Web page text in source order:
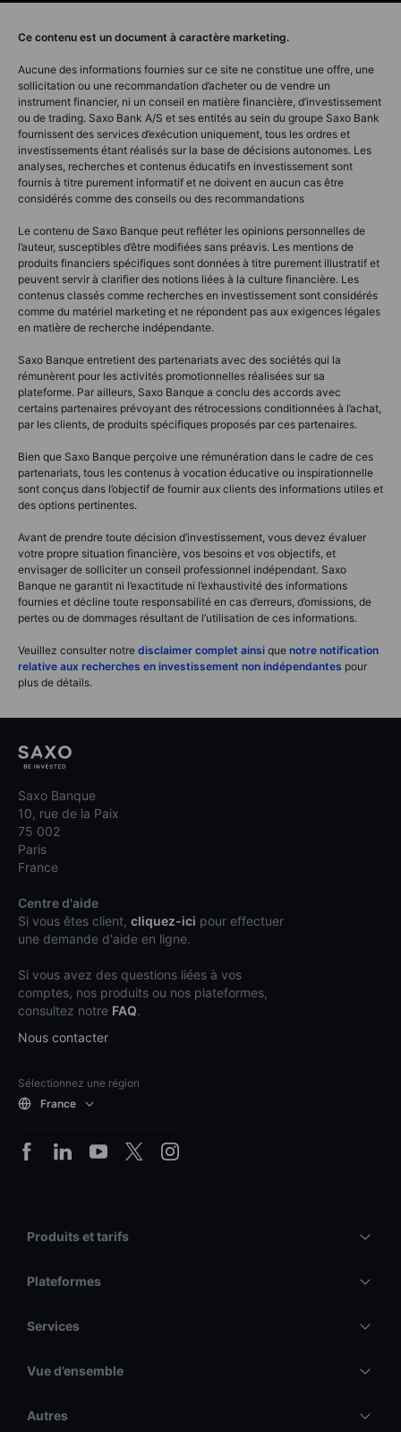
Ce contenu est un document à caractère marketing.
Aucune des informations fournies sur ce site ne constitue une offre, une
sollicitation ou une recommandation d’acheter ou de vendre un
instrument financier, ni un conseil en matière financière, d’investissement
ou de trading. Saxo Bank A/S et ses entités au sein du groupe Saxo Bank
fournissent des services d’exécution uniquement, tous les ordres et
investissements étant réalisés sur la base de décisions autonomes. Les
analyses, recherches et contenus éducatifs en investissement sont
fournis à titre purement informatif et ne doivent en aucun cas être
considérés comme des conseils ou des recommandations
Le contenu de Saxo Banque peut refléter les opinions personnelles de
l’auteur, susceptibles d’être modifiées sans préavis. Les mentions de
produits financiers spécifiques sont données à titre purement illustratif et
peuvent servir à clarifier des notions liées à la culture financière. Les
contenus classés comme recherches en investissement sont considérés
comme du matériel marketing et ne répondent pas aux exigences légales
en matière de recherche indépendante.
Saxo Banque entretient des partenariats avec des sociétés qui la
rémunèrent pour les activités promotionnelles réalisées sur sa
plateforme. Par ailleurs, Saxo Banque a conclu des accords avec
certains partenaires prévoyant des rétrocessions conditionnées à l’achat,
par les clients, de produits spécifiques proposés par ces partenaires.
Bien que Saxo Banque perçoive une rémunération dans le cadre de ces
partenariats, tous les contenus à vocation éducative ou inspirationnelle
sont conçus dans l’objectif de fournir aux clients des informations utiles et
des options pertinentes.
Avant de prendre toute décision d’investissement, vous devez évaluer
votre propre situation financière, vos besoins et vos objectifs, et
envisager de solliciter un conseil professionnel indépendant. Saxo
Banque ne garantit ni l’exactitude ni l’exhaustivité des informations
fournies et décline toute responsabilité en cas d’erreurs, d’omissions, de
pertes ou de dommages résultant de l’utilisation de ces informations.
Veuillez consulter notre disclaimer complet ainsi que notre notification
relative aux recherches en investissement non indépendantes pour
plus de détails.
Saxo Banque
10, rue de la Paix
75 002
Paris
France
Centre d'aide
Si vous êtes client, cliquez-ici pour effectuer
une demande d'aide en ligne.
Si vous avez des questions liées à vos
comptes, nos produits ou nos plateformes,
consultez notre FAQ.
Nous contacter
Sélectionnez une région
France
Produits et tarifs
Plateformes
Services
Vue d’ensemble
Autres